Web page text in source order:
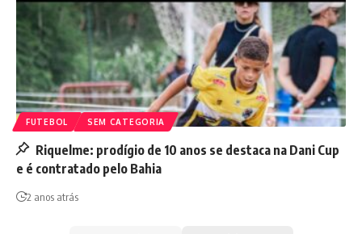
FUTEBOL SEM CATEGORIA
Riquelme: prodígio de 10 anos se destaca na Dani Cup
e é contratado pelo Bahia
2 anos atrás